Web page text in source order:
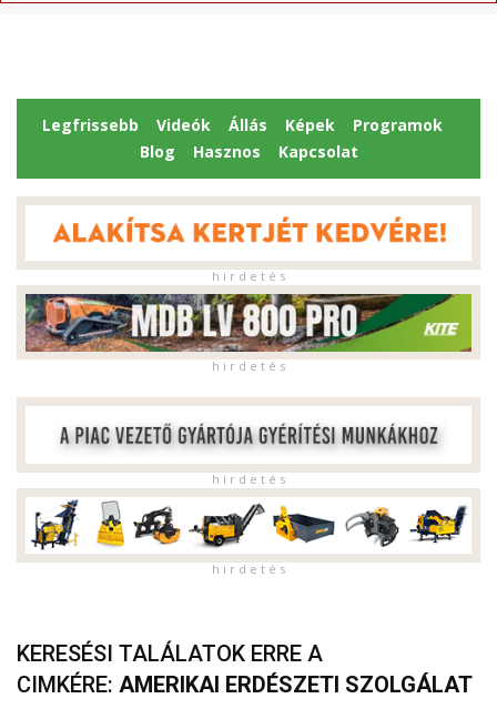
Legfrissebb Videók Állás Képek
Programok
Blog
Hasznos Kapcsolat
h i r d e t é s
h i r d e t é s
h i r d e t é s
h i r d e t é s
KERESÉSI TALÁLATOK ERRE A
CIMKÉRE: AMERIKAI ERDÉSZETI SZOLGÁLAT